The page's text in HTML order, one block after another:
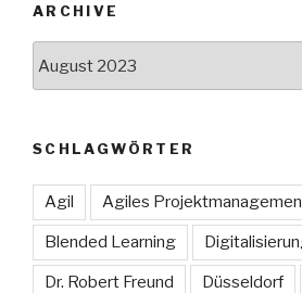
ARCHIVE
SCHLAGWÖRTER
Agil Agiles
Blended Learning
Dr. Robert Freund Düsseldorf